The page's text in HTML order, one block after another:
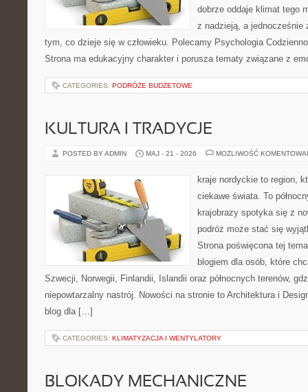
dobrze oddaje klimat tego
z nadzieją, a jednocześnie
tym, co dzieje się w człowieku. Polecamy Psychologia
Strona ma edukacyjny charakter i porusza tematy związane z
CATEGORIES: PODRÓŻE BUDŻETOWE
KULTURA I TRADYCJE
POSTED BY ADMIN MAJ - 21 - 2026 MOŻLIWOŚĆ
kraje nordyckie to region,
ciekawe świata. To
krajobrazy spotyka się z
podróż może stać się
Strona poświęcona tej
blogiem dla osób, które
Szwecji, Norwegii, Finlandii, Islandii oraz północnych terenów,
niepowtarzalny nastrój. Nowości na stronie to Architektura i
blog dla […]
CATEGORIES: KLIMATYZACJA I WENTYLATORY
BLOKADY MECHANICZNE